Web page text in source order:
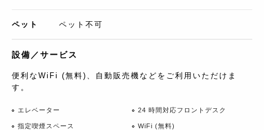
ペット ペット不可
設備／サービス
便利なWiFi (無料)、自動販売機などをご利用いただけま
す。
エレベーター 24 時間対応フロントデスク
指定喫煙スペース WiFi (無料)